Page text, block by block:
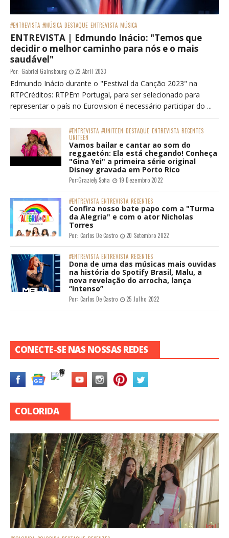
#ENTREVISTA #MÚSICA DESTAQUE ENTREVISTA MÚSICA
ENTREVISTA | Edmundo Inácio: "Temos que
decidir o melhor caminho para nós e o mais
saudável"
Por: Gabriel Gainsbourg 22 Abril 2023
Edmundo Inácio durante o "Festival da Canção 2023" na
RTPCréditos: RTPEm Portugal, para ser selecionado para
representar o país no Eurovision é necessário participar do ...
#ENTREVISTA #UNITEEN DESTAQUE ENTREVISTA RECENTES
UNITEEN
Vamos bailar e cantar ao som do
reggaetón: Ela está chegando! Conheça
"Gina Yei" a primeira série original
Disney gravada em Porto Rico
Por:Graziely Sofia 19 Dezembro 2022
#ENTREVISTA ENTREVISTA RECENTES
Confira nosso bate papo com a "Turma
da Alegria" e com o ator Nicholas
Torres
Por: Carlos De Castro 20 Setembro 2022
#ENTREVISTA ENTREVISTA RECENTES
Dona de uma das músicas mais ouvidas
na história do Spotify Brasil, Malu, a
nova revelação do arrocha, lança
“Intenso”
Por: Carlos De Castro 25 Julho 2022
CONECTE-SE NAS NOSSAS REDES
COLORIDA